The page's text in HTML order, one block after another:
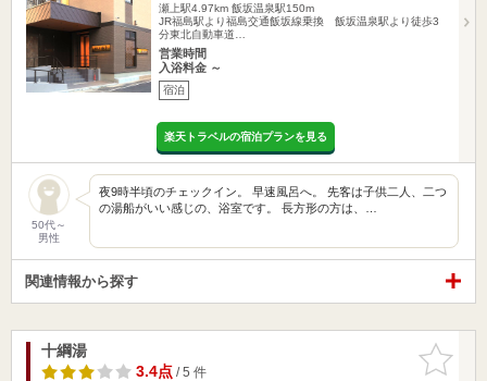
瀬上駅4.97km 飯坂温泉駅150m
JR福島駅より福島交通飯坂線乗換 飯坂温泉駅より徒歩3
分東北自動車道…
営業時間
入浴料金 ～
宿泊
楽天トラベルの宿泊プランを見る
50代～
男性
夜9時半頃のチェックイン。 早速風呂へ。 先客は子供二人、二つ
の湯船がいい感じの、浴室です。 長方形の方は、…
関連情報から探す
お気に入
りに追加
十綱湯
3.4点/ 5 件